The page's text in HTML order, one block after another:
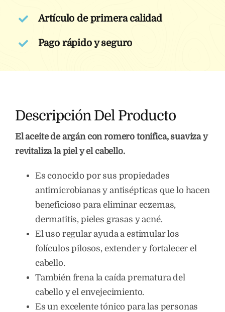
Artículo de primera calidad
Pago rápido y seguro
Descripción Del Producto
El aceite de argán con romero tonifica, suaviza y
revitaliza la piel y el cabello.
Es conocido por sus propiedades
antimicrobianas y antisépticas que lo hacen
beneficioso para eliminar eczemas,
dermatitis, pieles grasas y acné.
El uso regular ayuda a estimular los
folículos pilosos, extender y fortalecer el
cabello.
También frena la caída prematura del
cabello y el envejecimiento.
Es un excelente tónico para las personas